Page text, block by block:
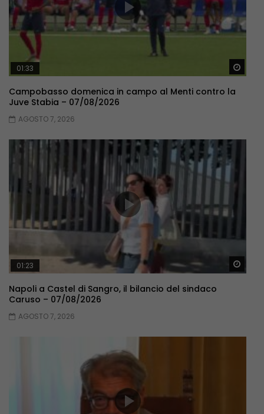
01:33
Campobasso domenica in campo al Menti contro la
Juve Stabia – 07/08/2026
AGOSTO 7, 2026
01:23
Napoli a Castel di Sangro, il bilancio del sindaco
Caruso – 07/08/2026
AGOSTO 7, 2026